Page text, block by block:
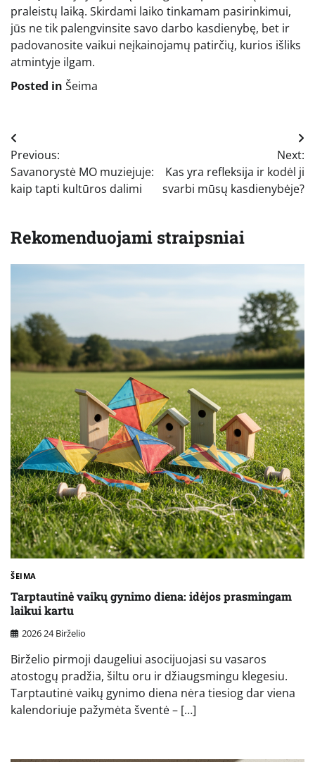
praleistų laiką. Skirdami laiko tinkamam pasirinkimui,
jūs ne tik palengvinsite savo darbo kasdienybę, bet ir
padovanosite vaikui neįkainojamų patirčių, kurios išliks
atmintyje ilgam.
Posted in Šeima
Navigacija
tarp
įrašų
Previous:
Savanorystė MO muziejuje:
kaip tapti kultūros dalimi
Next:
Kas yra refleksija ir kodėl ji
svarbi mūsų kasdienybėje?
Rekomenduojami straipsniai
ŠEIMA
Tarptautinė vaikų gynimo diena: idėjos prasmingam
laikui kartu
2026 24 Birželio
Birželio pirmoji daugeliui asocijuojasi su vasaros
atostogų pradžia, šiltu oru ir džiaugsmingu klegesiu.
Tarptautinė vaikų gynimo diena nėra tiesiog dar viena
kalendoriuje pažymėta šventė – […]